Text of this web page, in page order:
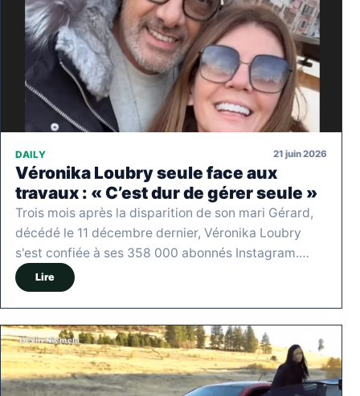
DAILY 21 juin 2026
Véronika Loubry seule face aux
travaux : « C’est dur de gérer seule »
Trois mois après la disparition de son mari Gérard,
décédé le 11 décembre dernier, Véronika Loubry
s'est confiée à ses 358 000 abonnés Instagram.…
Lire